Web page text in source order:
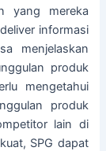
yang mereka
informasi
menjelaskan
produk
mengetahui
produk
lain di
SPG dapat